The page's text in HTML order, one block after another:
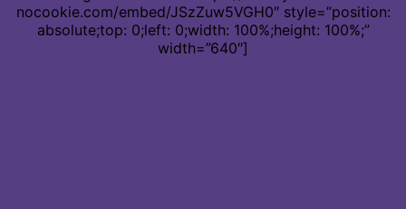
nocookie.com/embed/JSzZuw5VGH0″ style=”position:
absolute;top: 0;left: 0;width: 100%;height: 100%;”
width=”640″]